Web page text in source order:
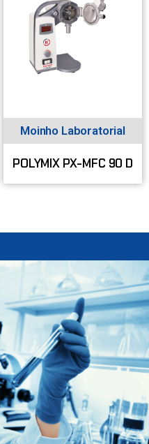
Moinho Laboratorial
POLYMIX PX-MFC 90 D